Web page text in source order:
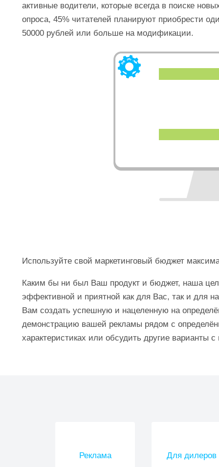
активные водители, которые всегда в поиске
опроса, 45% читателей планируют приобрести
50000 рублей или больше на модификации.
Используйте свой маркетинговый бюджет
Каким бы ни был Ваш продукт и бюджет, наша
эффективной и приятной как для Вас, так и для
Вам создать успешную и нацеленную на
демонстрацию вашей рекламы рядом с
характеристиках или обсудить другие варианты
Реклама Для дилеров